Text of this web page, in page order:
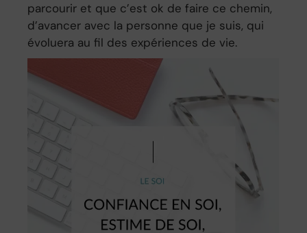
parcourir et que c’est ok de faire ce chemin,
d’avancer avec la personne que je suis, qui
évoluera au fil des expériences de vie.